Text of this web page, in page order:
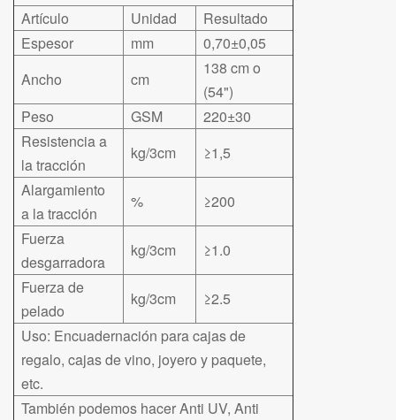
Artículo
Unidad
Resultado
Espesor
mm
0,70±0,05
Ancho
cm
138 cm o
(54")
Peso
GSM
220±30
Resistencia a
la tracción
kg/3cm
≥1,5
Alargamiento
a la tracción
%
≥200
Fuerza
desgarradora
kg/3cm
≥1.0
Fuerza de
pelado
kg/3cm
≥2.5
Uso: Encuadernación para cajas de
regalo, cajas de vino, joyero y paquete,
etc.
También podemos hacer Anti UV, Anti